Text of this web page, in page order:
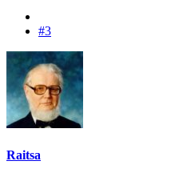
#3
Raitsa